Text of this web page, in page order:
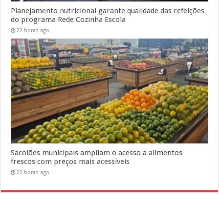
Planejamento nutricional garante qualidade das refeições
do programa Rede Cozinha Escola
22 horas ago
Sacolões municipais ampliam o acesso a alimentos
frescos com preços mais acessíveis
22 horas ago